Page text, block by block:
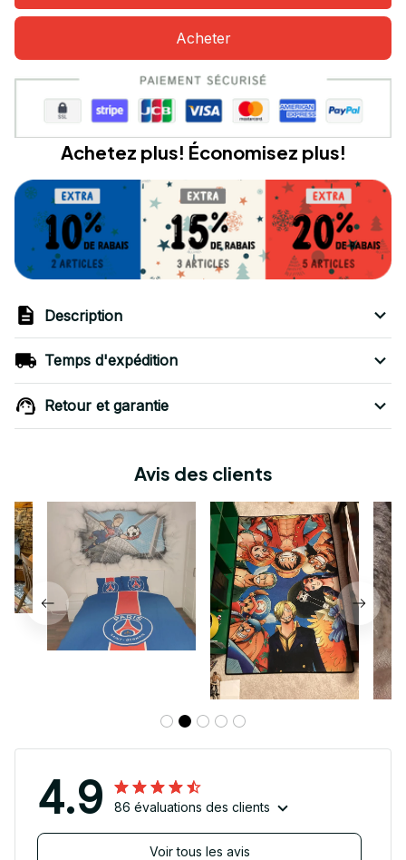
Acheter
Achetez plus! Économisez plus!
Description
Temps d'expédition
Retour et garantie
Avis des clients
4.9 86 évaluations des clients
Voir tous les avis